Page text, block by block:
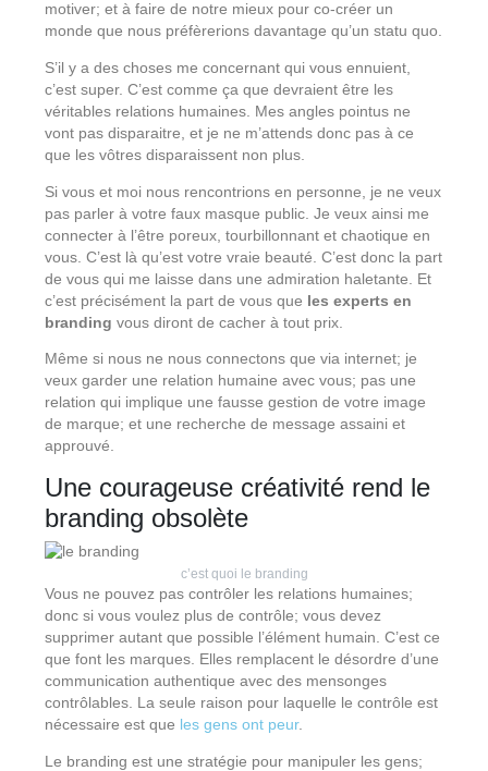
motiver; et à faire de notre mieux pour co-créer un
monde que nous préfèrerions davantage qu’un statu quo.
S’il y a des choses me concernant qui vous ennuient,
c’est super. C’est comme ça que devraient être les
véritables relations humaines. Mes angles pointus ne
vont pas disparaitre, et je ne m’attends donc pas à ce
que les vôtres disparaissent non plus.
Si vous et moi nous rencontrions en personne, je ne veux
pas parler à votre faux masque public. Je veux ainsi me
connecter à l’être poreux, tourbillonnant et chaotique en
vous. C’est là qu’est votre vraie beauté. C’est donc la part
de vous qui me laisse dans une admiration haletante. Et
c’est précisément la part de vous que les experts en
branding vous diront de cacher à tout prix.
Même si nous ne nous connectons que via internet; je
veux garder une relation humaine avec vous; pas une
relation qui implique une fausse gestion de votre image
de marque; et une recherche de message assaini et
approuvé.
Une courageuse créativité rend le
branding obsolète
c’est quoi le branding
Vous ne pouvez pas contrôler les relations humaines;
donc si vous voulez plus de contrôle; vous devez
supprimer autant que possible l’élément humain. C’est ce
que font les marques. Elles remplacent le désordre d’une
communication authentique avec des mensonges
contrôlables. La seule raison pour laquelle le contrôle est
nécessaire est que les gens ont peur.
Le branding est une stratégie pour manipuler les gens;